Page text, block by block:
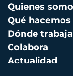
Navegación
principal
Quienes
Qué hacemos
Dónde
Colabora
Actualidad